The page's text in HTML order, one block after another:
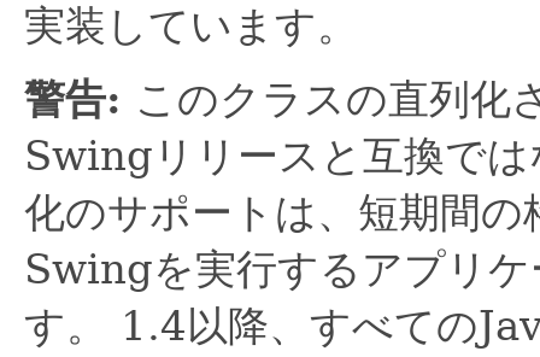
実装しています。
警告: このクラスの直列化
Swingリリースと互換で
化のサポートは、短期間
Swingを実行するアプリ
す。
1.4以降、すべての